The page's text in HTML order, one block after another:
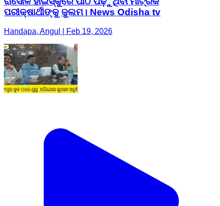
ପରୀକ୍ଷାର୍ଥୀଙ୍କୁ ଜୁଲମ। News Odisha tv
Handapa, Angul | Feb 19, 2026